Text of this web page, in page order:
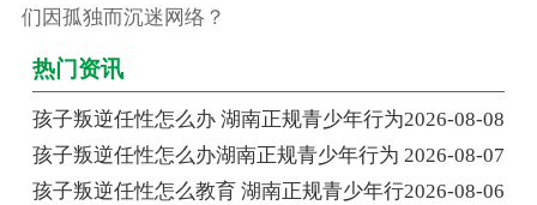
们因孤独而沉迷网络？
热门资讯
孩子叛逆任性怎么办 湖南正规青少年行为2026-08-08
孩子叛逆任性怎么办湖南正规青少年行为 2026-08-07
孩子叛逆任性怎么教育 湖南正规青少年行2026-08-06